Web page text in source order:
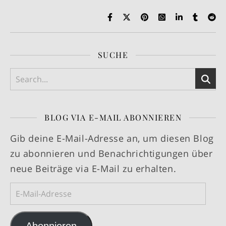
SUCHE
BLOG VIA E-MAIL ABONNIEREN
Gib deine E-Mail-Adresse an, um diesen Blog
zu abonnieren und Benachrichtigungen über
neue Beiträge via E-Mail zu erhalten.
E-Mail-Adresse